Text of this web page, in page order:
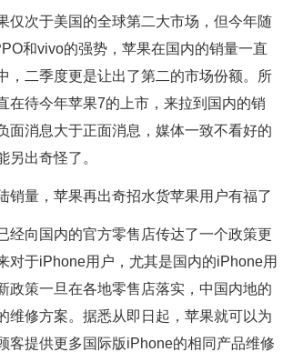
仅次于美国的全球第二大市场，但今年随
和vivo的强势，苹果在国内的销量一直
，二季度更是让出了第二的市场份额。所
在待今年苹果7的上市，来拉到国内的销
面消息大于正面消息，媒体一致不看好的
另出奇怪了。
经向国内的官方零售店传达了一个政策更
对于iPhone用户，尤其是国内的iPhone用
政策一旦在各地零售店落实，中国内地的
维修方案。据悉从即日起，苹果就可以为
客提供更多国际版iPhone的相同产品维修